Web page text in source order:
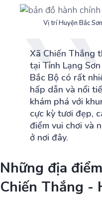
Vị trí Huyện Bắc
Xã Chiến Thắng
tại Tỉnh Lạng
Bắc Bộ có rất
hấp dẫn và nổi
khám phá với
cực kỳ tươi đẹp,
điểm vui chơi và
ở nơi đây.
Những địa
Chiến Thắng -